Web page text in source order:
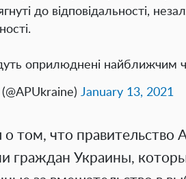
до відповідальності,
оприлюднені найближчим
January 13, 2021
о том, что правительство
граждан Украины,